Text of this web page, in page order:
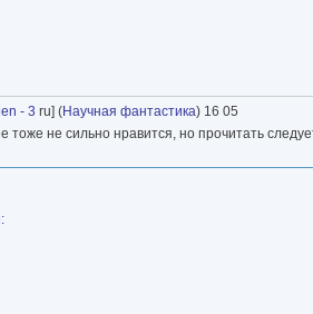
- 3 ru] (Научная фантастика) 16 05
не сильно нравится, но прочитать